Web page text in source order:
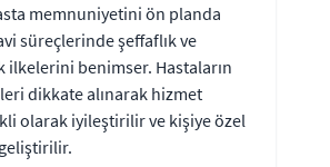
memnuniyetini ön planda
süreçlerinde şeffaflık ve
ilkelerini benimser. Hastaların
dikkate alınarak hizmet
olarak iyileştirilir ve kişiye özel